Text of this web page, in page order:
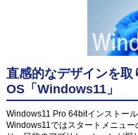
直感的なデザインを取
OS「Windows11」
Windows11 Pro 64bitインストール
Windows11ではスタートメニュ